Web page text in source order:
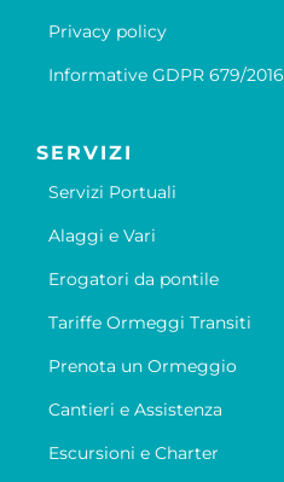
Privacy policy
Informative GDPR 679/2016
SERVIZI
Servizi Portuali
Alaggi e Vari
Erogatori da pontile
Tariffe Ormeggi Transiti
Prenota un Ormeggio
Cantieri e Assistenza
Escursioni e Charter